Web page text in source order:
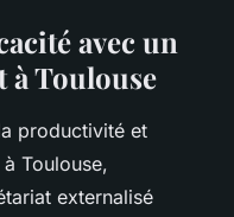
avec un
à Toulouse
productivité et
Toulouse,
externalisé